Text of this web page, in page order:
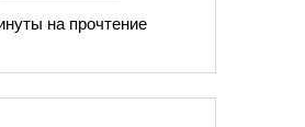
на прочтение